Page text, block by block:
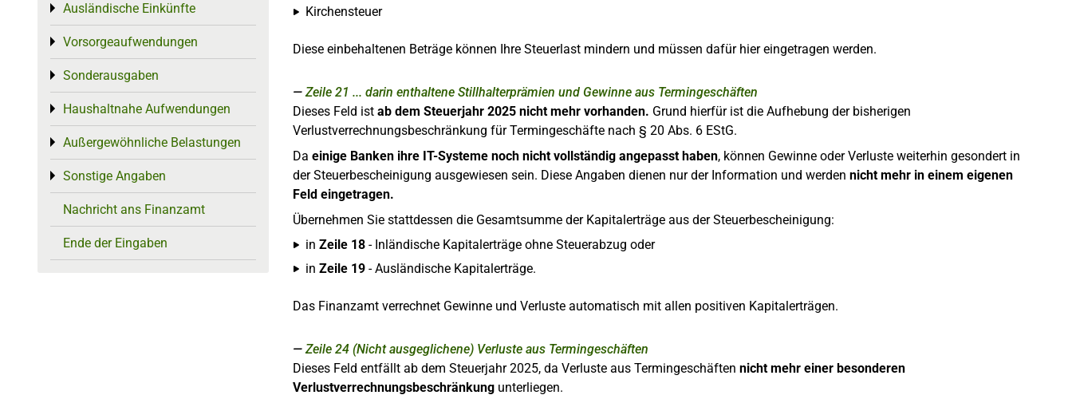
Kirchensteuer
Diese einbehaltenen Beträge können Ihre Steuerlast mindern und müssen dafür hier eingetragen werden.
Zeile 21 ... darin enthaltene Stillhalterprämien und Gewinne aus Termingeschäften
Dieses Feld ist ab dem Steuerjahr 2025 nicht mehr vorhanden. Grund hierfür ist die Aufhebung der bisherigen
Verlustverrechnungsbeschränkung für Termingeschäfte nach § 20 Abs. 6 EStG.
Da einige Banken ihre IT-Systeme noch nicht vollständig angepasst haben, können Gewinne oder Verluste weiterhin gesondert in
der Steuerbescheinigung ausgewiesen sein. Diese Angaben dienen nur der Information und werden nicht mehr in einem eigenen
Feld eingetragen.
Übernehmen Sie stattdessen die Gesamtsumme der Kapitalerträge aus der Steuerbescheinigung:
in Zeile 18 - Inländische Kapitalerträge ohne Steuerabzug oder
in Zeile 19 - Ausländische Kapitalerträge.
Das Finanzamt verrechnet Gewinne und Verluste automatisch mit allen positiven Kapitalerträgen.
Zeile 24 (Nicht ausgeglichene) Verluste aus Termingeschäften
Dieses Feld entfällt ab dem Steuerjahr 2025, da Verluste aus Termingeschäften nicht mehr einer besonderen
Verlustverrechnungsbeschränkung unterliegen.
Ausländische Einkünfte
Toggle menu
Vorsorgeaufwendungen
Toggle menu
Sonderausgaben
Toggle menu
Haushaltnahe Aufwendungen
Toggle menu
Außergewöhnliche Belastungen
Toggle menu
Sonstige Angaben
Toggle menu
Nachricht ans Finanzamt
Ende der Eingaben